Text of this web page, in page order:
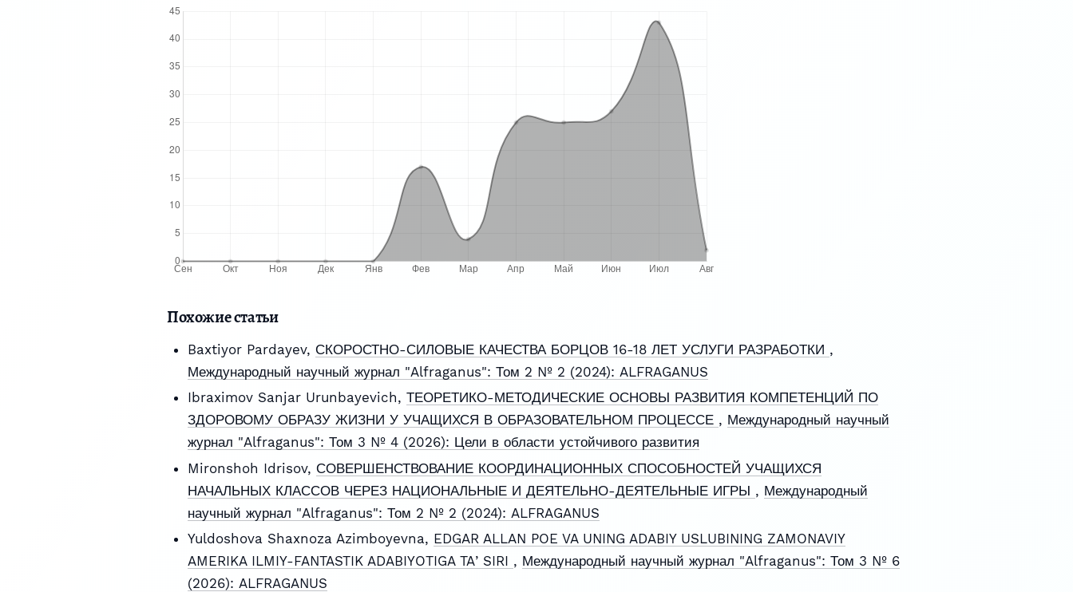
Похожие статьи
Baxtiyor Pardayev, СКОРОСТНО-СИЛОВЫЕ КАЧЕСТВА БОРЦОВ 16-18 ЛЕТ УСЛУГИ РАЗРАБОТКИ ,
Международный научный журнал "Alfraganus": Том 2 № 2 (2024): ALFRAGANUS
Ibraximov Sanjar Urunbayevich, ТЕОРЕТИКО-МЕТОДИЧЕСКИЕ ОСНОВЫ РАЗВИТИЯ КОМПЕТЕНЦИЙ ПО
ЗДОРОВОМУ ОБРАЗУ ЖИЗНИ У УЧАЩИХСЯ В ОБРАЗОВАТЕЛЬНОМ ПРОЦЕССЕ , Международный научный
журнал "Alfraganus": Том 3 № 4 (2026): Цели в области устойчивого развития
Mironshoh Idrisov, СОВЕРШЕНСТВОВАНИЕ КООРДИНАЦИОННЫХ СПОСОБНОСТЕЙ УЧАЩИХСЯ
НАЧАЛЬНЫХ КЛАССОВ ЧЕРЕЗ НАЦИОНАЛЬНЫЕ И ДЕЯТЕЛЬНО-ДЕЯТЕЛЬНЫЕ ИГРЫ , Международный
научный журнал "Alfraganus": Том 2 № 2 (2024): ALFRAGANUS
Yuldoshova Shaxnoza Azimboyevna, EDGAR ALLAN POE VA UNING ADABIY USLUBINING ZAMONAVIY
AMERIKA ILMIY-FANTASTIK ADABIYOTIGA TAʼSIRI , Международный научный журнал "Alfraganus": Том 3 № 6
(2026): ALFRAGANUS